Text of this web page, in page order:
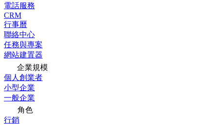
電話服務
CRM
行事曆
聯絡中心
任務與專案
網站建置器
企業規模
個人創業者
小型企業
一般企業
角色
行銷